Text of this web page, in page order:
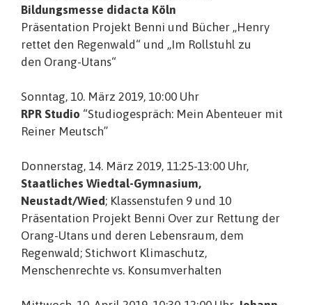
Bildungsmesse didacta Köln
Präsentation Projekt Benni und Bücher „Henry
rettet den Regenwald“ und „Im Rollstuhl zu
den Orang-Utans“
Sonntag, 10. März 2019, 10:00 Uhr
RPR Studio “Studiogespräch: Mein Abenteuer mit
Reiner Meutsch”
Donnerstag, 14. März 2019, 11:25-13:00 Uhr,
Staatliches Wiedtal-Gymnasium,
Neustadt/Wied; Klassenstufen 9 und 10
Präsentation Projekt Benni Over zur Rettung der
Orang-Utans und deren Lebensraum, dem
Regenwald; Stichwort Klimaschutz,
Menschenrechte vs. Konsumverhalten